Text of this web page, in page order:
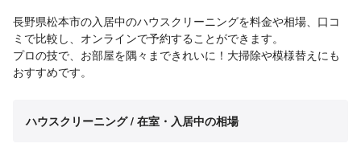
長野県松本市の入居中のハウスクリーニングを料金や相場、口コ
ミで比較し、オンラインで予約することができます。
プロの技で、お部屋を隅々まできれいに！大掃除や模様替えにも
おすすめです。
ハウスクリーニング / 在室・入居中の相場